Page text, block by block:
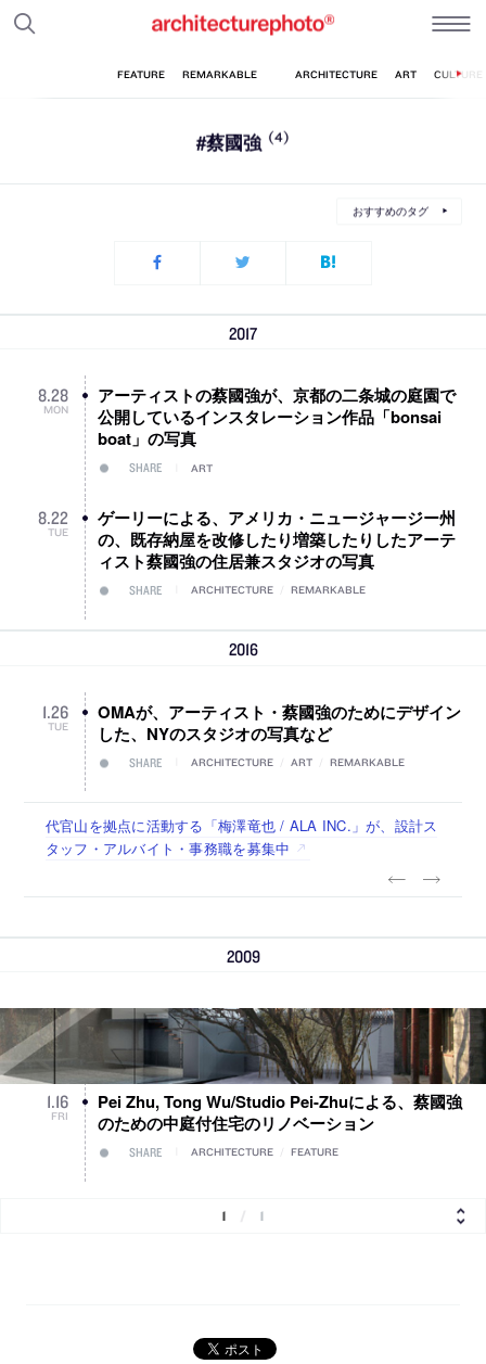
#蔡國強 (4)
おすすめのタグ
2017
8.28
MON
アーティストの蔡國強が、京都の二条城の庭園で
公開しているインスタレーション作品「bonsai
boat」の写真
SHARE ART
8.22
TUE
ゲーリーによる、アメリカ・ニュージャージー州
の、既存納屋を改修したり増築したりしたアーテ
ィスト蔡國強の住居兼スタジオの写真
SHARE ARCHITECTURE REMARKABLE
2016
1.26
TUE
OMAが、アーティスト・蔡國強のためにデザイン
した、NYのスタジオの写真など
SHARE ARCHITECTURE ART REMARKABLE
古民家を軸に全国で“価値循環の仕組み”を作り、リモートワ
ーク主体の働き方を実践する「株式会社つぎと」が、設計ス
リノベる株式会社が、設計パートナー (業務委託) を募集中
社会への影響力のある建築を手掛け、スタッフ同士で助け合
う環境づくりも行う「E.A.S.T.architects」が、設計スタッフ
代官山を拠点に活動する「梅澤竜也 / ALA INC.」が、設計ス
タッフ・アルバイト・事務職を募集中
住宅や共同住宅などを手掛け、“合理的でシンプルなデザイ
ン”を志向する「PANDA：山本浩三建築設計事務所」が、設
2009
1.16
FRI
Pei Zhu, Tong Wu/Studio Pei-Zhuによる、蔡國強
のための中庭付住宅のリノベーション
SHARE ARCHITECTURE FEATURE
1 1